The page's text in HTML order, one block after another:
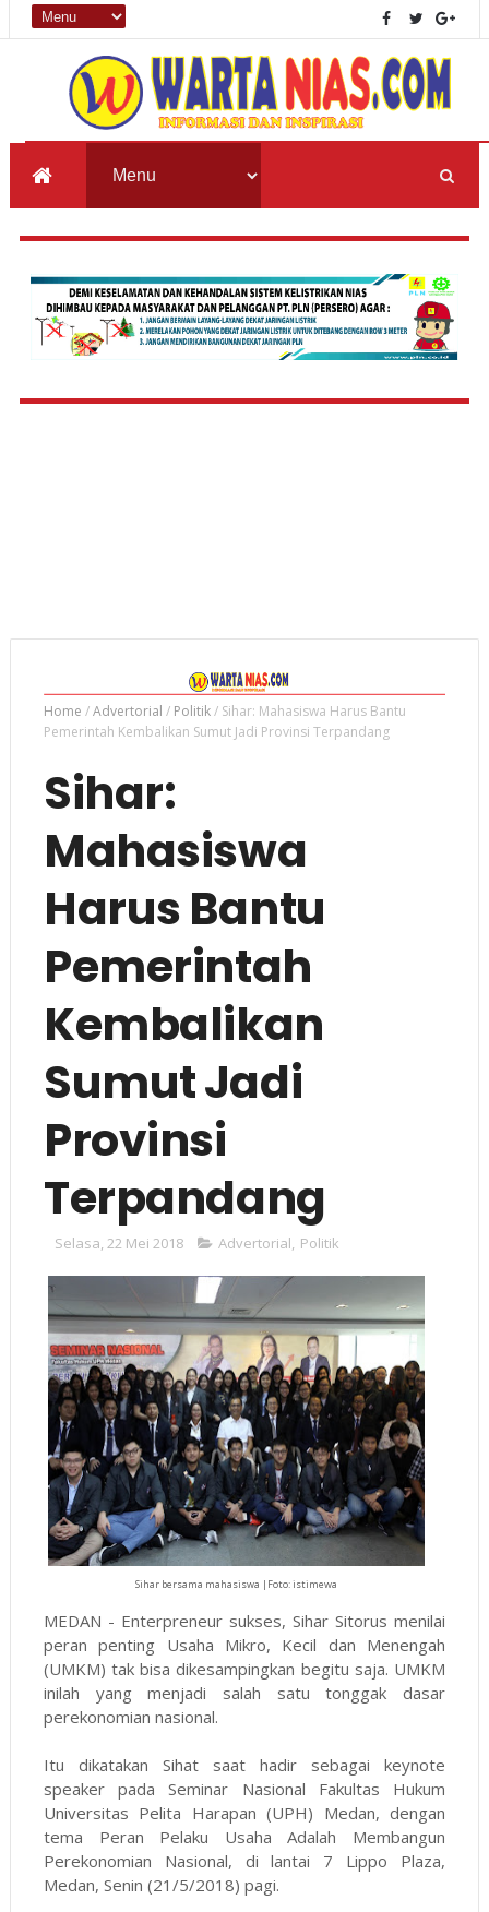
Home /Advertorial / Politik/ Sihar: Mahasiswa Harus Bantu
Pemerintah Kembalikan Sumut Jadi Provinsi Terpandang
Sihar:
Mahasiswa
Harus Bantu
Pemerintah
Kembalikan
Sumut Jadi
Provinsi
Terpandang
Selasa, 22 Mei 2018 Advertorial, Politik
Sihar bersama mahasiswa |Foto: istimewa
MEDAN - Enterpreneur sukses, Sihar Sitorus menilai
peran penting Usaha Mikro, Kecil dan Menengah
(UMKM) tak bisa dikesampingkan begitu saja. UMKM
inilah yang menjadi salah satu tonggak dasar
perekonomian nasional.
Itu dikatakan Sihat saat hadir sebagai keynote
speaker pada Seminar Nasional Fakultas Hukum
Universitas Pelita Harapan (UPH) Medan, dengan
tema Peran Pelaku Usaha Adalah Membangun
Perekonomian Nasional, di lantai 7 Lippo Plaza,
Medan, Senin (21/5/2018) pagi.